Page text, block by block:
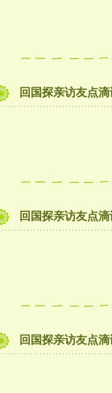
回国探亲访友点
回国探亲访友点
回国探亲访友点